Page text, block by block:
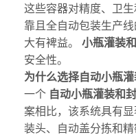
这些容器对精度、卫
靠且全自动包装生产
大有裨益。 小瓶灌装
安全性。
为什么选择自动小瓶
一个 自动小瓶灌装和
案相比，该系统具有
装头、自动盖分拣和